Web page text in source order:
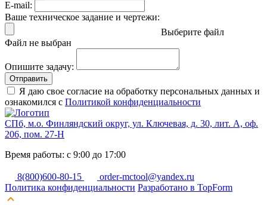
E-mail:
Ваше техническое задание и чертежи:
Выберите файл
Файл не выбран
Опишите задачу:
Отправить
Я даю свое согласие на обработку персональных данных и
ознакомился с Политикой конфиденциальности
СПб, м.о. Финляндский округ, ул. Ключевая, д. 30, лит. А, оф.
206, пом. 27-Н
Время работы: с 9:00 до 17:00
8(800)600-80-15
order-mctool@yandex.ru
Политика конфиденциальности Разработано в TopForm